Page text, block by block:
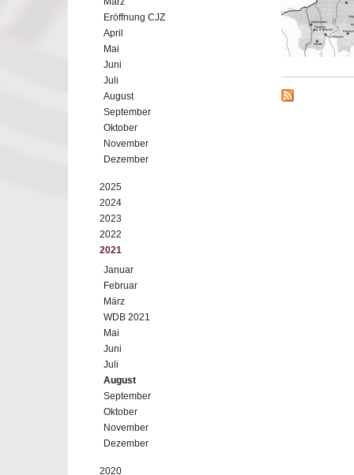
Eröffnung CJZ
April
Mai
Juni
Juli
August
September
Oktober
November
Dezember
2025
2024
2023
2022
2021
Januar
Februar
März
WDB 2021
Mai
Juni
Juli
August
September
Oktober
November
Dezember
2020